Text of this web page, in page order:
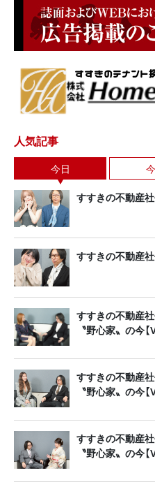
人気記事
今日
すすきの不動産
すすきの不動産
すすきの不動産
〝野心家〟の今
すすきの不動産
〝野心家〟の今
すすきの不動産
〝野心家〟の今【